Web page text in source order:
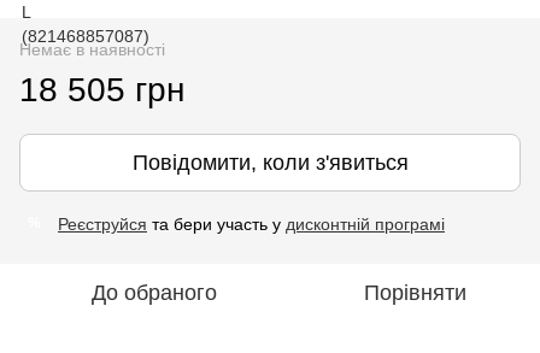
Немає в наявності
18 505 грн
Повідомити, коли з'явиться
Реєструйся та бери участь у дисконтній програмі
До обраного Порівняти